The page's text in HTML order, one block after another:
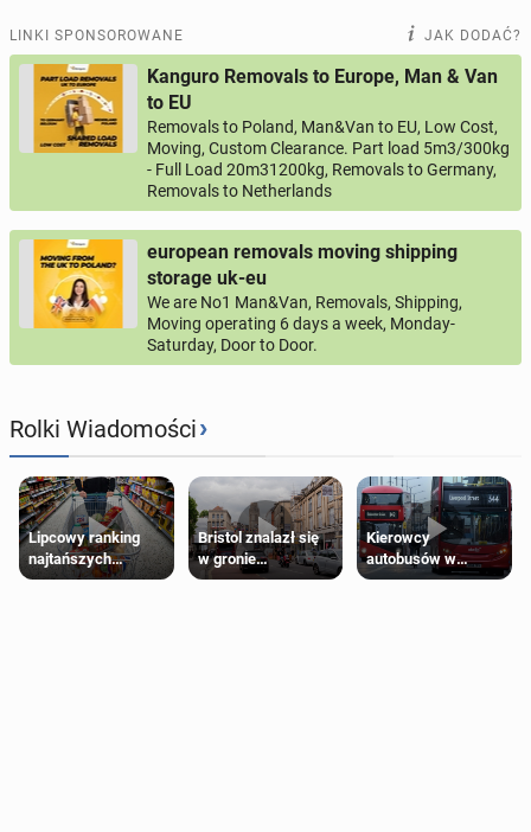
LINKI SPONSOROWANE JAK DODAĆ?
Kanguro Removals to Europe, Man & Van
to EU
Removals to Poland, Man&Van to EU, Low Cost,
Moving, Custom Clearance. Part load 5m3/300kg
- Full Load 20m31200kg, Removals to Germany,
Removals to Netherlands
european removals moving shipping
storage uk-eu
We are No1 Man&Van, Removals, Shipping,
Moving operating 6 days a week, Monday-
Saturday, Door to Door.
Rolki Wiadomości›
Lipcowy ranking
najtańszych
supermarketów
Bristol znalazł się
w gronie
najlepszych
Kierowcy
autobusów w
Londynie